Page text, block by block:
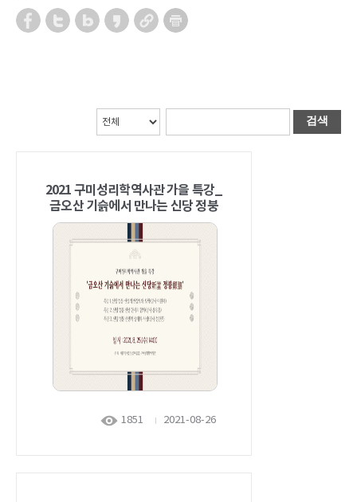
검색
2021 구미성리학역사관 가을 특강_
금오산 기슭에서 만나는 신당 정붕
1851 2021-08-26